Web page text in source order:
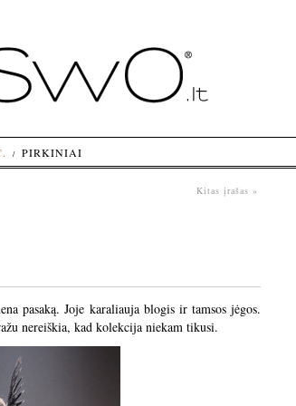
Kitas įrašas »
pasaką. Joje karaliauja blogis ir tamsos jėgos.
nereiškia, kad kolekcija niekam tikusi.
PIRKINIAI